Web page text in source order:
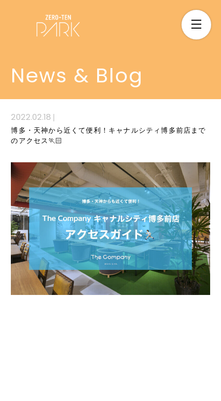
News & Blog
2022.02.18 |
博多・天神から近くて便利！キャナルシティ博多前店まで
のアクセス🏃🏻